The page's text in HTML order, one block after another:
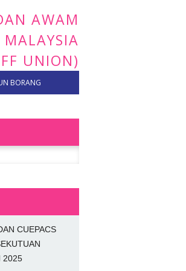
AWAM
UNION)
BORANG
CUEPACS
2025